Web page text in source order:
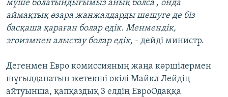
мүше болатындығымыз анық болса , онда
аймақтық өзара жанжалдарды шешуге де біз
басқаша қараған болар едік. Менмендік,
эгоизмнен алыстау болар едік, - дейді министр.
Дегенмен Евро комиссияның жаңа көршілермен
шұғылданатын жетекші өкілі Майкл Лейдің
айтуынша, қапқаздық 3 елдің ЕвроОдаққа